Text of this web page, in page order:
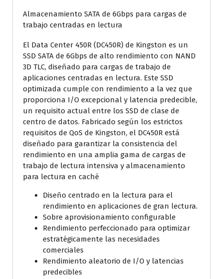
Almacenamiento SATA de 6Gbps para cargas de
trabajo centradas en lectura
El Data Center 450R (DC450R) de Kingston es un
SSD SATA de 6Gbps de alto rendimiento con NAND
3D TLC, diseñado para cargas de trabajo de
aplicaciones centradas en lectura. Este SSD
optimizada cumple con rendimiento a la vez que
proporciona I/O excepcional y latencia predecible,
un requisito actual entre los SSD de clase de
centro de datos. Fabricado según los estrictos
requisitos de QoS de Kingston, el DC450R está
diseñado para garantizar la consistencia del
rendimiento en una amplia gama de cargas de
trabajo de lectura intensiva y almacenamiento
para lectura en caché
Diseño centrado en la lectura para el
rendimiento en aplicaciones de gran lectura.
Sobre aprovisionamiento configurable
Rendimiento perfeccionado para optimizar
estratégicamente las necesidades
comerciales
Rendimiento aleatorio de I/O y latencias
predecibles